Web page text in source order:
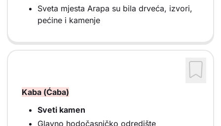
Sveta mjesta Arapa su bila drveća, izvori,
pećine i kamenje
Kaba (Ćaba)
Sveti kamen
Glavno hodočasničko odredište